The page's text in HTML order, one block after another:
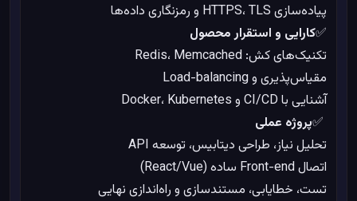
%
0 در حال بارگذاری
پیاده‌سازی HTTPS، TLS و رمزنگاری داده‌ها
✅کارایی و استقرار محصول
تکنیک‌های کش: Redis، Memcached
مقیاس‌پذیری و Load-balancing
آشنایی با CI/CD و Docker، Kubernetes
✅پروژه عملی
تحلیل نیاز، طراحی دیتابیس، توسعه API
اتصال Front-end ساده (React/Vue)
تست، خطایابی، مستندسازی و راه‌اندازی نهایی